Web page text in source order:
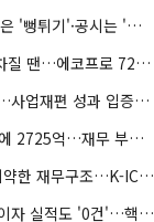
기술특례 상장사, 실적 추정은 '뻥튀기'·공시는 '누락'
에코프로비엠, 1.2조 유증 차질 땐…에코프로 7270억 '독박'
상장사 옷 벗는 신세계푸드…사업재편 성과 입증할까
한화솔루션, 여천NCC 재편에 2725억…재무 부담 커지나
NH농협생명, 금리상승에 취약한 재무구조…K-ICS 변동성 '주의보'
신한투자증권, IPO 조직 줄이자 실적도 '0건'…핵심 인력까지 이탈